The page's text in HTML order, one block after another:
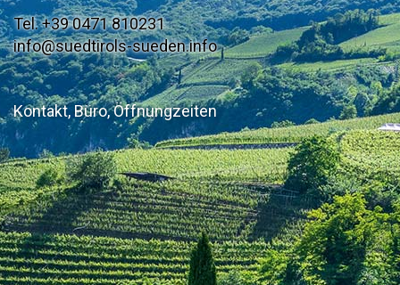
Tel. +39 0471 810231
info@suedtirols-sueden.info
Kontakt, Büro, Öffnungzeiten